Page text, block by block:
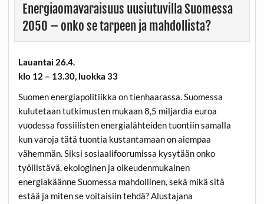
Energiaomavaraisuus uusiutuvilla Suomessa
2050 – onko se tarpeen ja mahdollista?
Lauantai 26.4.
klo 12 – 13.30, luokka 33
Suomen energiapolitiikka on tienhaarassa. Suomessa
kulutetaan tutkimusten mukaan 8,5 miljardia euroa
vuodessa fossiilisten energialähteiden tuontiin samalla
kun varoja tätä tuontia kustantamaan on aiempaa
vähemmän. Siksi sosiaalifoorumissa kysytään onko
työllistävä, ekologinen ja oikeudenmukainen
energiakäänne Suomessa mahdollinen, sekä mikä sitä
estää ja miten se voitaisiin tehdä? Alustajana